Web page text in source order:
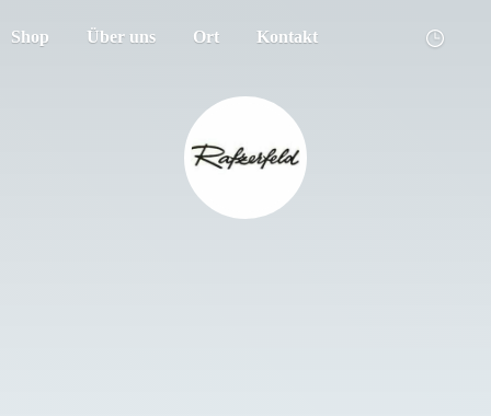
Shop Über uns Ort Kontakt